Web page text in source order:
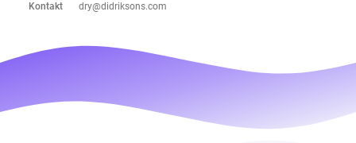
Kontakt
dry@didriksons.com